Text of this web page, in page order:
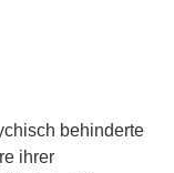
behinderte
ihrer